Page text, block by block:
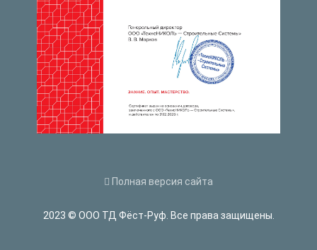
Полная версия сайта
2023 © ООО ТД Фёст-Руф. Все права защищены.